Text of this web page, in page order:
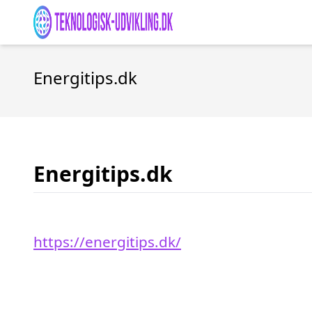
Energitips.dk
Energitips.dk
https://energitips.dk/